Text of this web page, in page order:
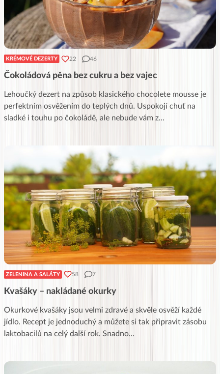
KRÉMOVÉ DEZERTY 22 46
Čokoládová pěna bez cukru a bez vajec
Lehoučký dezert na způsob klasického chocolete mousse je
perfektním osvěžením do teplých dnů. Uspokojí chuť na
sladké i touhu po čokoládě, ale nebude vám z...
ZELENINA A SALÁTY 58 7
Kvašáky – nakládané okurky
Okurkové kvašáky jsou velmi zdravé a skvěle osvěží každé
jídlo. Recept je jednoduchý a můžete si tak připravit zásobu
laktobacilů na celý další rok. Snadno...